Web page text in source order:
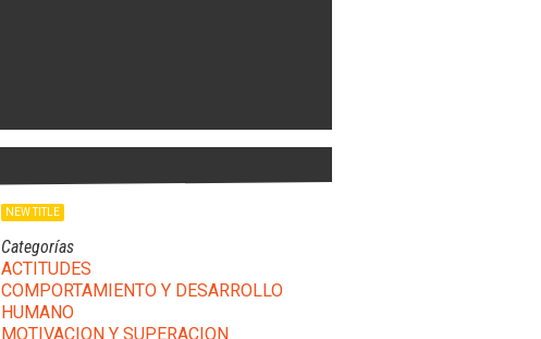
NEW TITLE
Categorías
ACTITUDES
COMPORTAMIENTO Y DESARROLLO
HUMANO
MOTIVACION Y SUPERACION